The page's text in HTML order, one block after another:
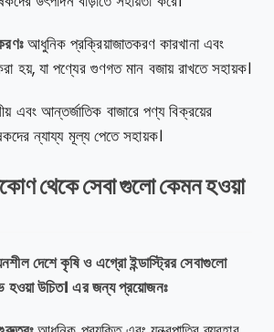
আধুনিক প্রক্রিয়াজাতকরণ কারখানা এবং
হয়, যা পণ্যের গুণগত মান বজায় রাখতে সহায়ক।
এবং আন্তর্জাতিক বাজারে পণ্য বিক্রয়ের
ন্যায্য মূল্য পেতে সহায়ক।
থেকে সেবা গুলো কেমন হওয়া
দেশে কৃষি ও এগ্রো ইন্ডাস্ট্রির সেবাগুলো
উচিত। এর জন্য প্রয়োজনঃ